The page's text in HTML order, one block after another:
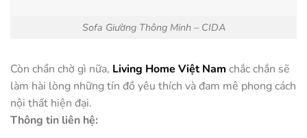
Sofa Giường Thông Minh – CIDA
Còn chần chờ gì nữa, Living Home Việt Nam chắc chắn sẽ
làm hài lòng những tín đồ yêu thích và đam mê phong cách
nội thất hiện đại.
Thông tin liên hệ: